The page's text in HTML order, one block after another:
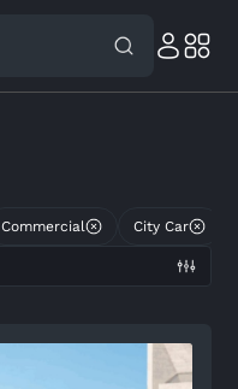
Commercial City Car